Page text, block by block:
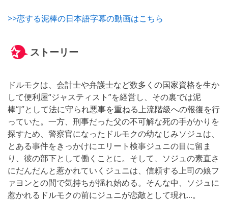
>>恋する泥棒の日本語字幕の動画はこちら
ストーリー
ドルモクは、会計士や弁護士など数多くの国家資格を生か
して便利屋“ジャスティスト”を経営し、その裏では泥
棒“J”として法に守られ悪事を重ねる上流階級への報復を行
っていた。一方、刑事だった父の不可解な死の手がかりを
探すため、警察官になったドルモクの幼なじみソジュは、
とある事件をきっかけにエリート検事ジュニの目に留ま
り、彼の部下として働くことに。そして、ソジュの素直さ
にだんだんと惹かれていくジュニは、信頼する上司の娘フ
ァヨンとの間で気持ちが揺れ始める。そんな中、ソジュに
惹かれるドルモクの前にジュニが恋敵として現れ…。